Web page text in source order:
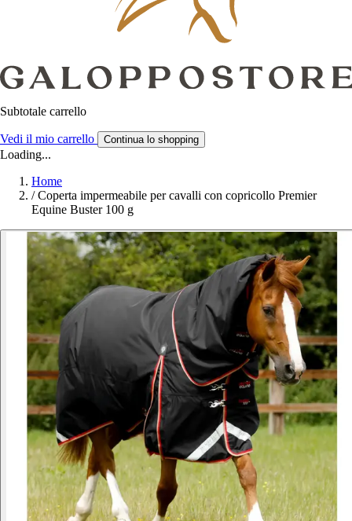
Subtotale carrello
Vedi il mio carrello Continua lo shopping
Loading...
Home
/ Coperta impermeabile per cavalli con copricollo Premier
Equine Buster 100 g